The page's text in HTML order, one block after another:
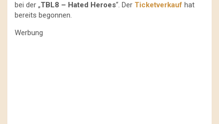
bei der „TBL8 – Hated Heroes“. Der Ticketverkauf hat
bereits begonnen.
Werbung